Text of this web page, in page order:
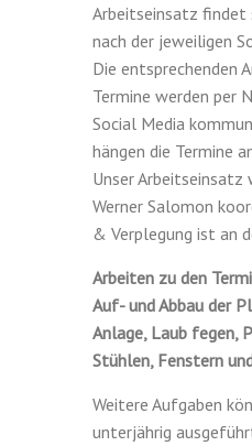
Arbeitseinsatz
nach der jeweiligen
Die entsprechenden
Termine werden per
Social Media
hängen die Termine
Unser
Werner Salomon
& Verplegung ist an
Arbeiten zu den
Auf- und Abbau der
Anlage, Laub fegen,
Stühlen, Fenstern
Weitere Aufgaben
unterjährig